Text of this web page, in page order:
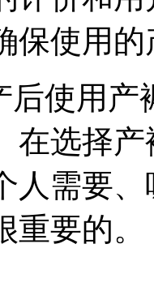
保使用
后使用产
在选择
人需要
要的。